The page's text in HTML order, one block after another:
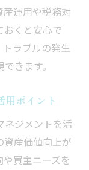
産運用や税務対
くと安心で
ラブルの発生
きます。
用ポイント
ネジメントを活
資産価値向上が
買主ニーズを